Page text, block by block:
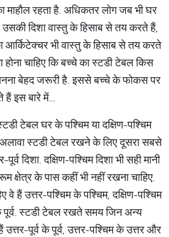
माहौल रहता है. अधिकतर लोग जब भी घर
दिशा वास्तु के हिसाब से तय करते हैं,
आर्किटेक्चर भी वास्तु के हिसाब से तय करते
चाहिए कि बच्चे का स्टडी टेबल किस
बेहद जरूरी है. इससे बच्चे के फोकस पर
इस बारे में…
टेबल घर के पश्चिम या दक्षिण-पश्चिम
अलावा स्टडी टेबल रखने के लिए दूसरा सबसे
दिशा. दक्षिण-पश्चिम दिशा भी सही मानी
क्षेत्र के पास कहीं भी नहीं रखना चाहिए.
वे हैं उत्तर-पश्चिम के पश्चिम, दक्षिण-पश्चिम
पूर्व. स्टडी टेबल रखते समय जिन अन्य
पूर्व के पूर्व, उत्तर-पश्चिम के उत्तर और